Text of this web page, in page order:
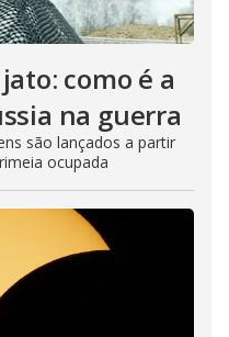
como é a
na guerra
são lançados a partir
ocupada